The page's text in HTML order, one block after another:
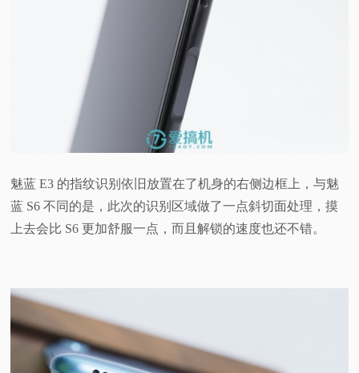
魅蓝 E3 的指纹识别依旧放置在了机身的右侧边框上，与魅
蓝 S6 不同的是，此次的识别区域做了一点斜切面处理，摸
上去会比 S6 更加舒服一点，而且解锁的速度也还不错。